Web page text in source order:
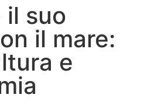
il suo
il mare:
e